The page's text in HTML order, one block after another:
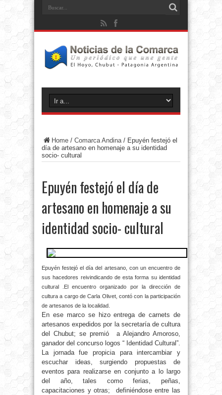
Home / Comarca Andina/ Epuyén festejó el
día de artesano en homenaje a su identidad
socio- cultural
Epuyén festejó el día de
artesano en homenaje a su
identidad socio- cultural
Epuyén festejó el día del artesano, con un encuentro de
sus hacedores reivindicando de esta forma su identidad
cultural . El encuentro organizado por la dirección de
cultura a cargo de Carla Olivet, contó con la participación
de artesanos de la localidad.
En ese marco se hizo entrega de carnets de
artesanos expedidos por la secretaría de cultura
del Chubut; se premió a Alejandro Amoroso,
ganador del concurso logos “ Identidad Cultural”.
La jornada fue propicia para intercambiar y
escuchar ideas, surgiendo propuestas de
eventos para realizarse en conjunto a lo largo
del año, tales como ferias, peñas,
capacitaciones y otras; definiéndose entre las